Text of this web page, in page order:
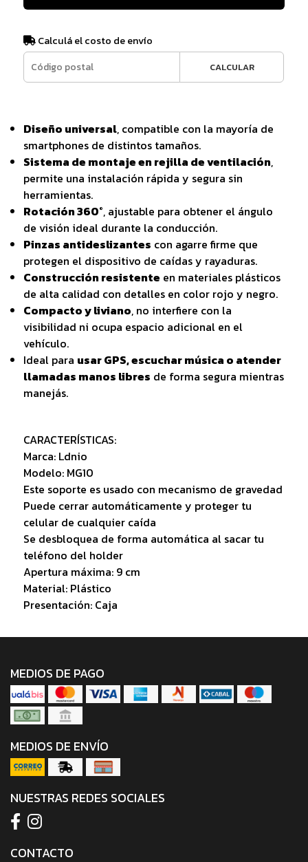
Calculá el costo de envío
CALCULAR
Diseño universal, compatible con la mayoría de
smartphones de distintos tamaños.
Sistema de montaje en rejilla de ventilación,
permite una instalación rápida y segura sin
herramientas.
Rotación 360°, ajustable para obtener el ángulo
de visión ideal durante la conducción.
Pinzas antideslizantes con agarre firme que
protegen el dispositivo de caídas y rayaduras.
Construcción resistente en materiales plásticos
de alta calidad con detalles en color rojo y negro.
Compacto y liviano, no interfiere con la
visibilidad ni ocupa espacio adicional en el
vehículo.
Ideal para usar GPS, escuchar música o atender
llamadas manos libres de forma segura mientras
manejás.
CARACTERÍSTICAS:
Marca: Ldnio
Modelo: MG10
Este soporte es usado con mecanismo de gravedad
Puede cerrar automáticamente y proteger tu
celular de cualquier caída
Se desbloquea de forma automática al sacar tu
teléfono del holder
Apertura máxima: 9 cm
Material: Plástico
Presentación: Caja
MEDIOS DE PAGO
MEDIOS DE ENVÍO
NUESTRAS REDES SOCIALES
CONTACTO